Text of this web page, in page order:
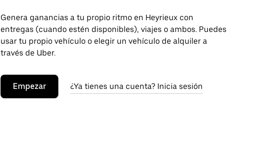
Genera ganancias a tu propio ritmo en Heyrieux con
entregas (cuando estén disponibles), viajes o ambos. Puedes
usar tu propio vehículo o elegir un vehículo de alquiler a
través de Uber.
Empezar ¿Ya tienes una cuenta? Inicia sesión